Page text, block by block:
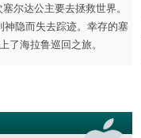
尔达公主要去拯救世界。
神隐而失去踪迹。幸存的塞
了海拉鲁巡回之旅。